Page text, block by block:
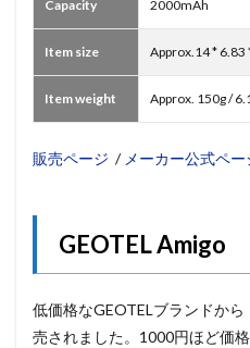
Capacity 2000mAh
Item size Approx.14 * 6.83
Item weight Approx. 150g /
販売ページ / メーカー公式ペー
GEOTEL Amigo
低価格なGEOTELブランドか
売されました。1000円ほど価